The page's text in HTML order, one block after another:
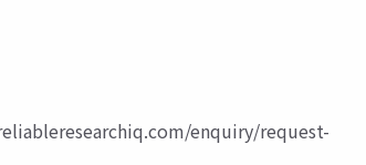
enquiry/request-